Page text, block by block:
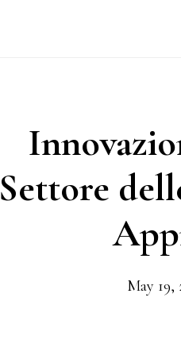
Settore
May 19,